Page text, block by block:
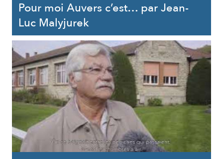
Pour moi Auvers c’est… par Jean-
Luc Malyjurek